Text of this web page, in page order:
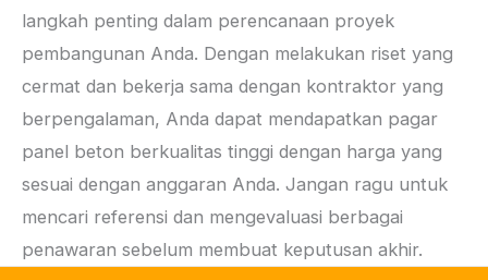
langkah penting dalam perencanaan proyek
pembangunan Anda. Dengan melakukan riset yang
cermat dan bekerja sama dengan kontraktor yang
berpengalaman, Anda dapat mendapatkan pagar
panel beton berkualitas tinggi dengan harga yang
sesuai dengan anggaran Anda. Jangan ragu untuk
mencari referensi dan mengevaluasi berbagai
penawaran sebelum membuat keputusan akhir.